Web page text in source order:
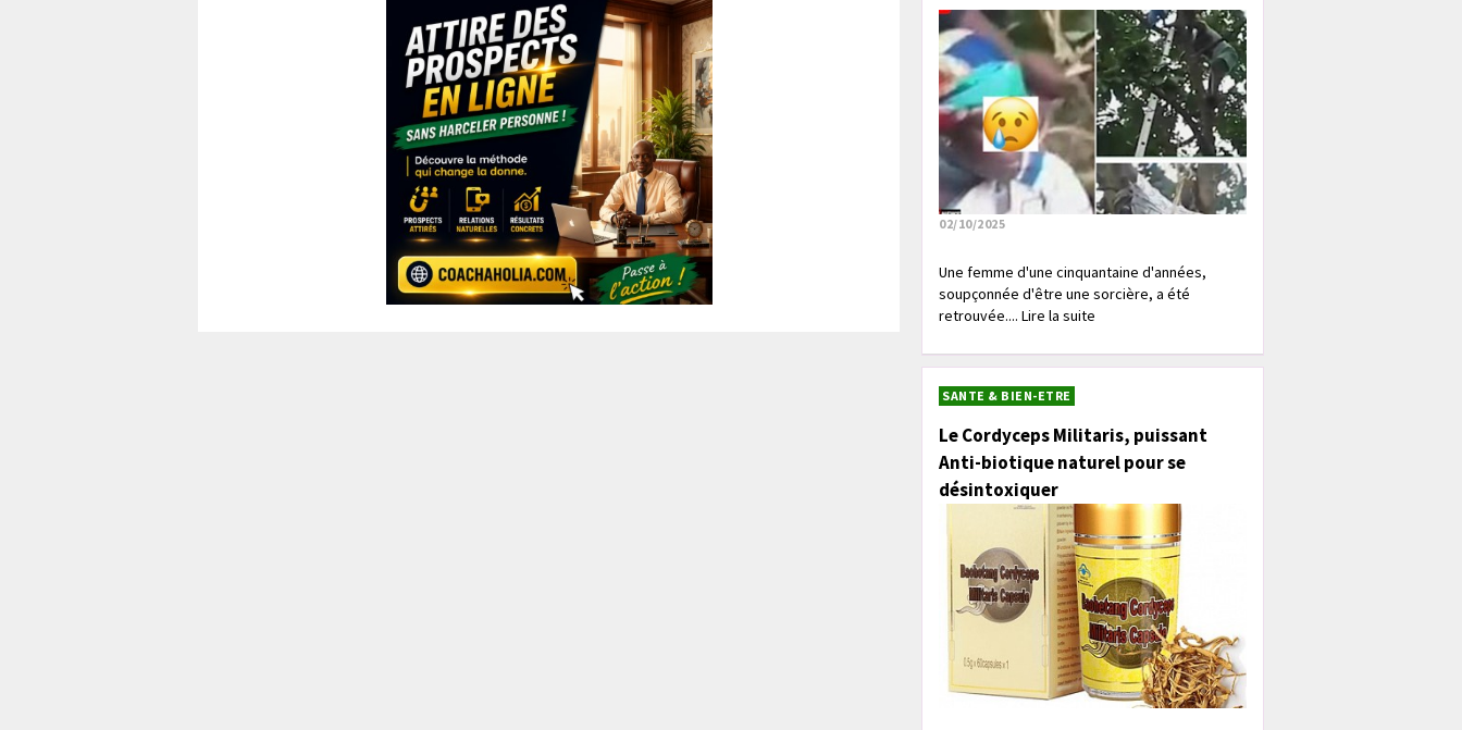
02/10/2025
Une femme d'une cinquantaine d'années,
soupçonnée d'être une sorcière, a été
retrouvée.... Lire la suite
SANTE & BIEN-ETRE
Le Cordyceps Militaris, puissant
Anti-biotique naturel pour se
désintoxiquer